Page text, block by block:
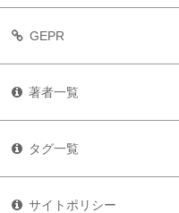
GEPR
著者一覧
タグ一覧
サイトポリシー